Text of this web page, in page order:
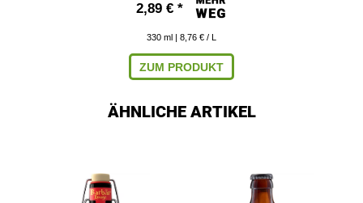
2,89 € *
330 ml | 8,76 € / L
ZUM PRODUKT
ÄHNLICHE ARTIKEL